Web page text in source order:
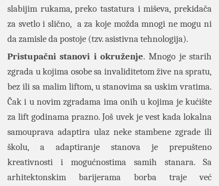
slabijim rukama, preko tastatura i miševa, prekidača
za svetlo i slično, a za koje možda mnogi ne mogu ni
da zamisle da postoje (tzv. asistivna tehnologija).
Pristupačni stanovi i okruženje. Mnogo je starih
zgrada u kojima osobe sa invaliditetom žive na spratu,
bez ili sa malim liftom, u stanovima sa uskim vratima.
Čak i u novim zgradama ima onih u kojima je kućište
za lift godinama prazno. Još uvek je vest kada lokalna
samouprava adaptira ulaz neke stambene zgrade ili
školu, a adaptiranje stanova je prepušteno
kreativnosti i mogućnostima samih stanara. Sa
arhitektonskim barijerama borba traje već